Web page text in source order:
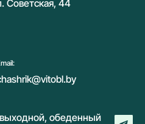
Советская, 44
обеденный